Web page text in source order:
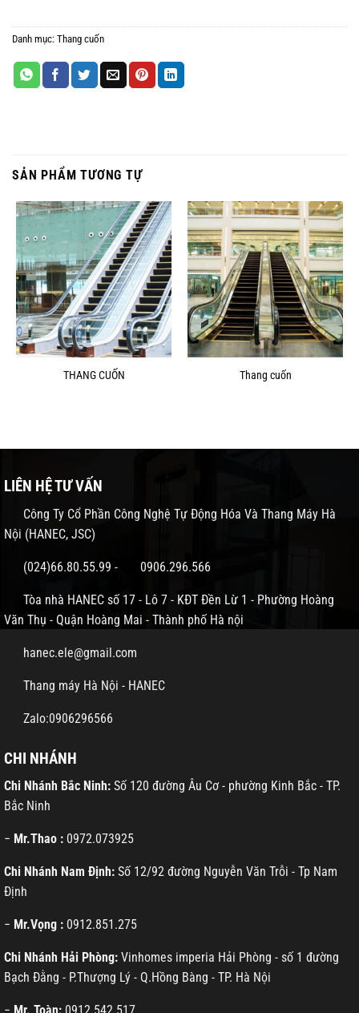
Danh mục: Thang cuốn
SẢN PHẨM TƯƠNG TỰ
THANG CUỐN Thang cuốn
LIÊN HỆ TƯ VẤN
Công Ty Cổ Phần Công Nghệ Tự Động Hóa Và Thang Máy Hà
Nội (HANEC, JSC)
(024)66.80.55.99 - 0906.296.566
Tòa nhà HANEC số 17 - Lô 7 - KĐT Đền Lừ 1 - Phường Hoàng
Văn Thụ - Quận Hoàng Mai - Thành phố Hà nội
hanec.ele@gmail.com
Thang máy Hà Nội - HANEC
Zalo:0906296566
CHI NHÁNH
Chi Nhánh Bắc Ninh: Số 120 đường Âu Cơ - phường Kinh Bắc - TP.
Bắc Ninh
− Mr.Thao : 0972.073925
Chi Nhánh Nam Định: Số 12/92 đường Nguyễn Văn Trỗi - Tp Nam
Định
− Mr.Vọng : 0912.851.275
Chi Nhánh Hải Phòng: Vinhomes imperia Hải Phòng - số 1 đường
Bạch Đằng - P.Thượng Lý - Q.Hồng Bàng - TP. Hà Nội